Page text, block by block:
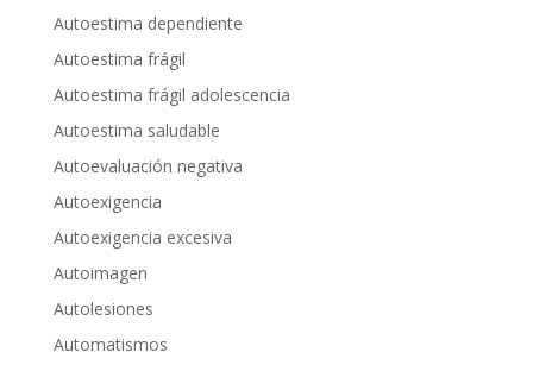
Autoestima dependiente
Autoestima frágil
Autoestima frágil adolescencia
Autoestima saludable
Autoevaluación negativa
Autoexigencia
Autoexigencia excesiva
Autoimagen
Autolesiones
Automatismos